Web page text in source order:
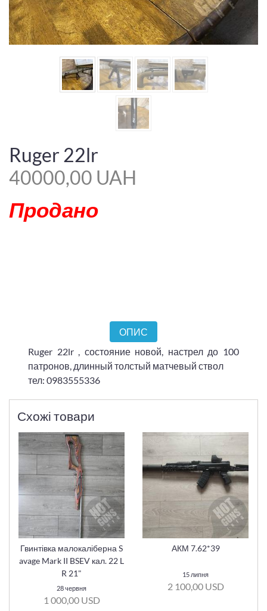
Ruger 22lr
40000,00 UAH
Продано
ОПИС
Ruger 22lr , состояние новой, настрел до 100
патронов, длинный толстый матчевый ствол
тел: 0983555336
Схожі товари
Гвинтівка малокаліберна S
avage Mark II BSEV кал. 22 L
R 21"
28 червня
1 000,00 USD
АКМ 7.62*39
15 липня
2 100,00 USD